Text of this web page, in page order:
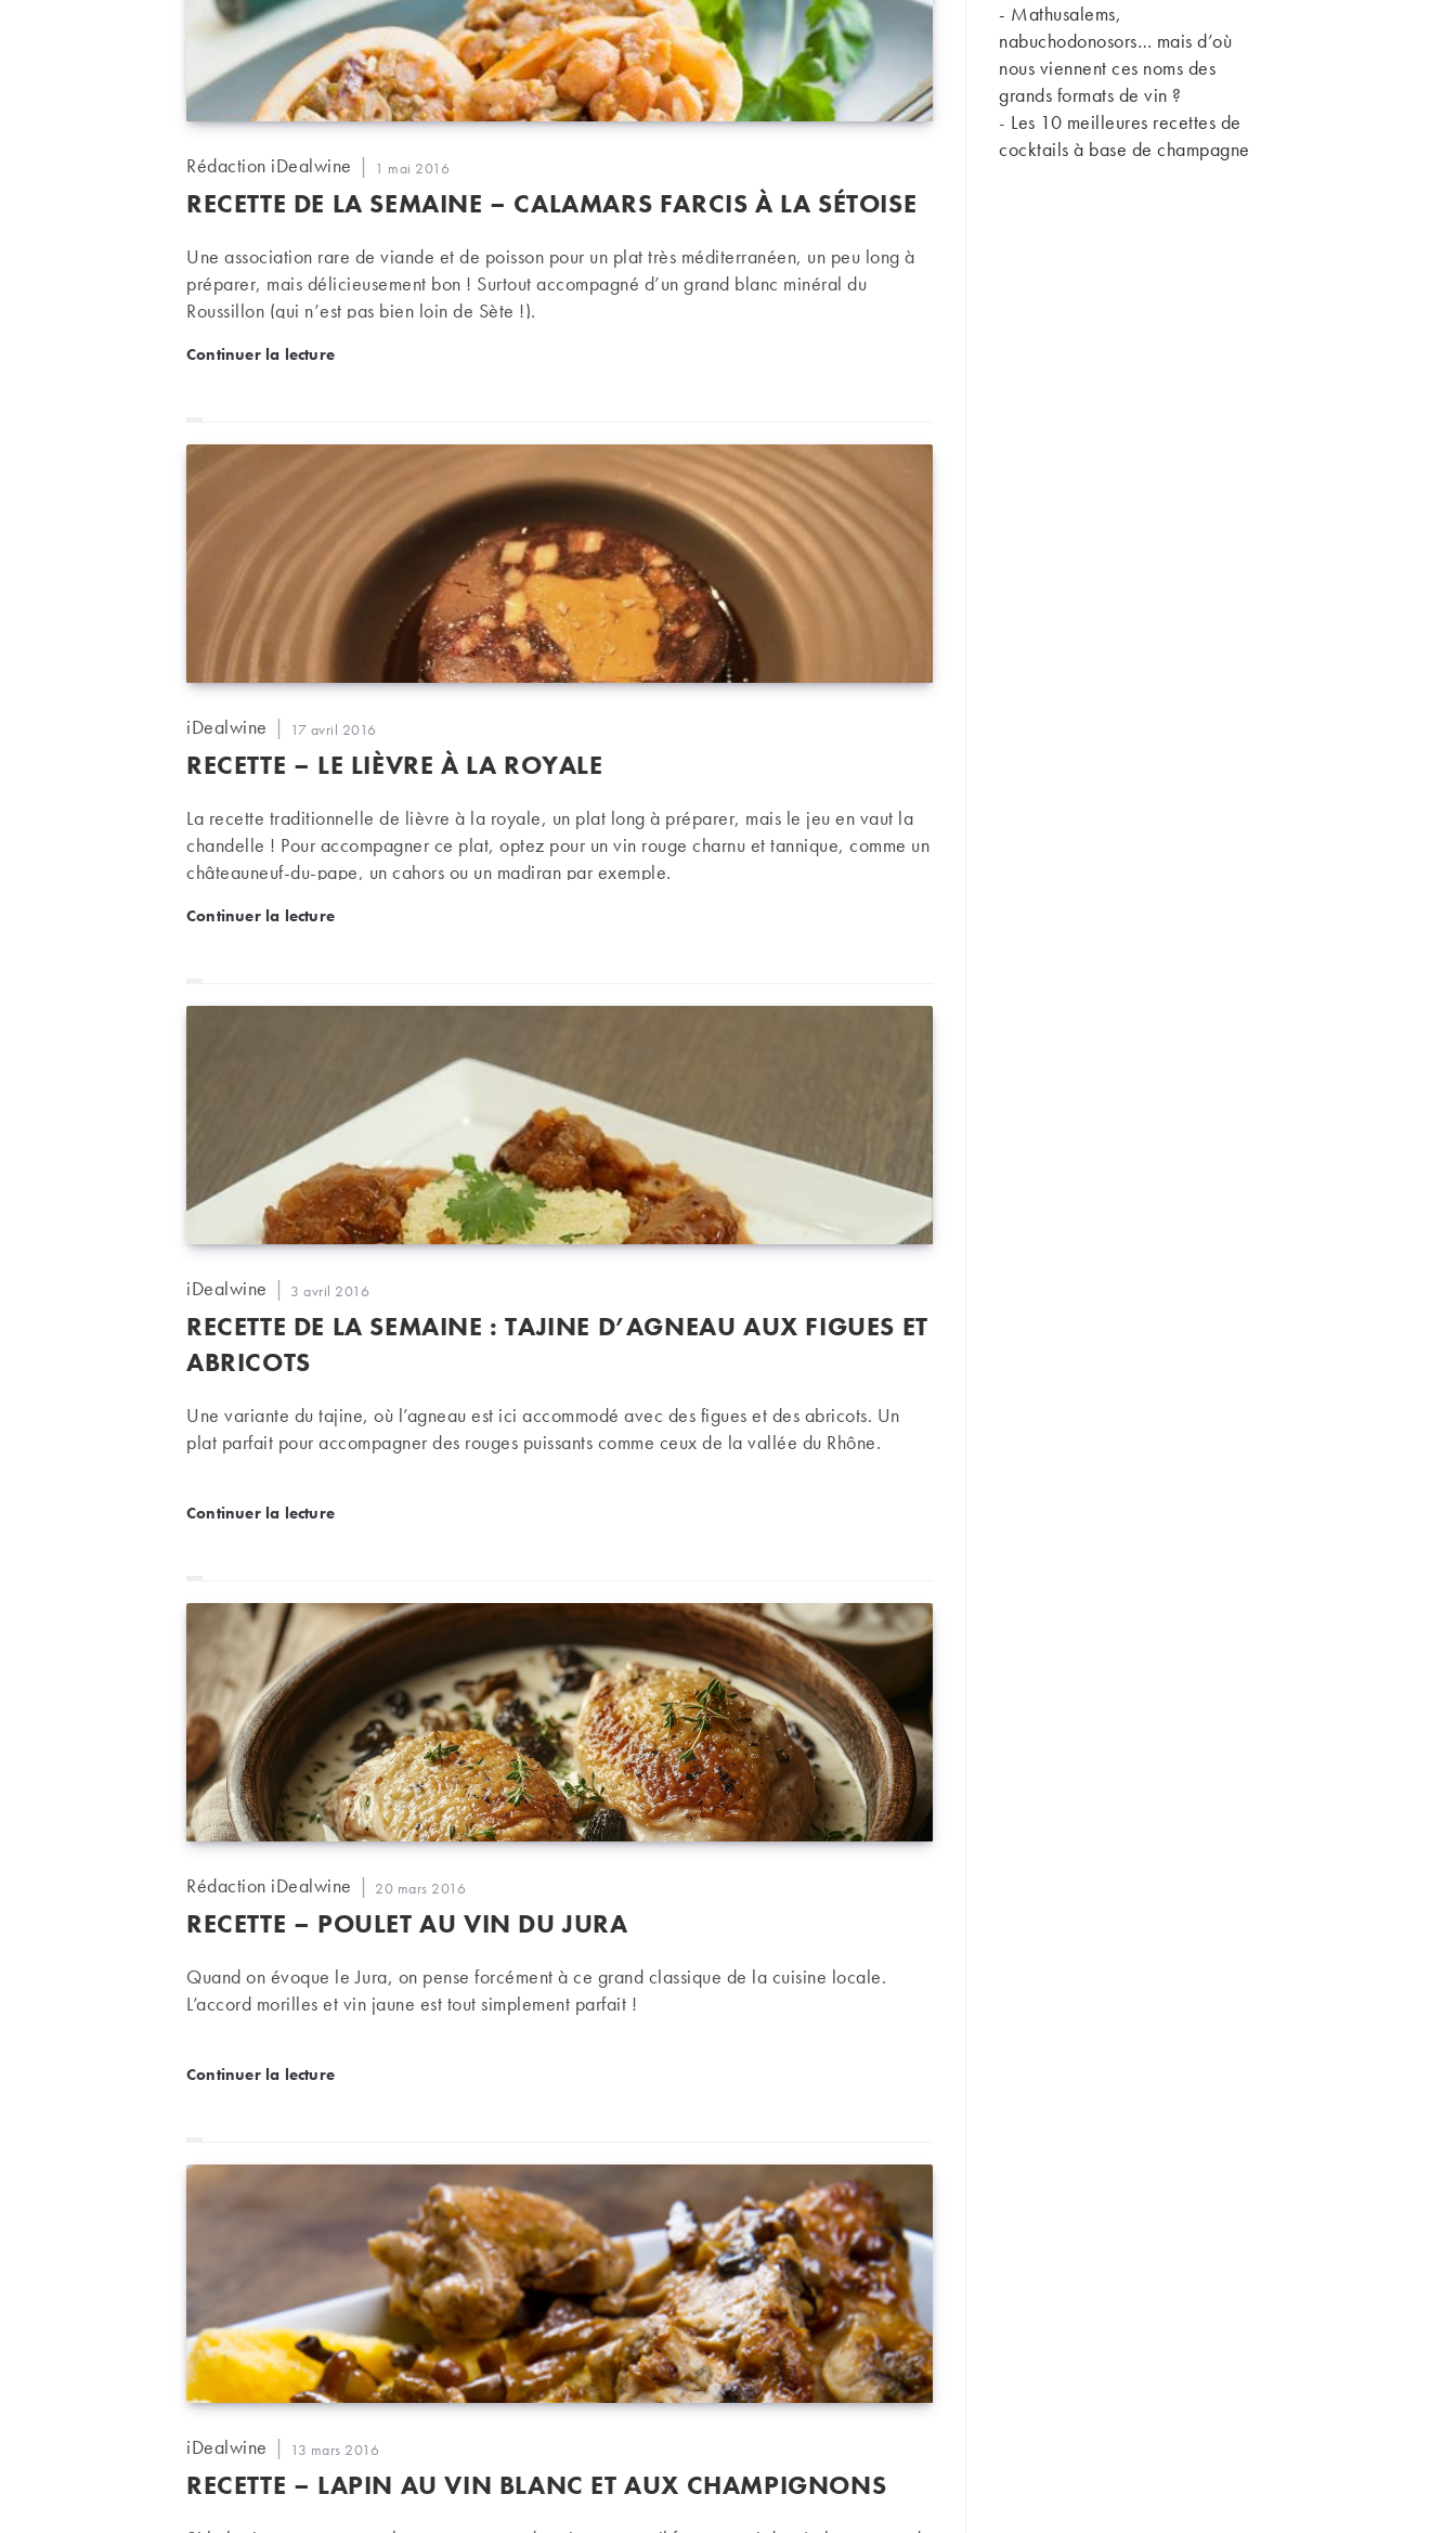
Auteur/autrice
la
Rédaction iDealwine
Publication
1 mai 2016
RECETTE DE LA SEMAINE – CALAMARS FARCIS À LA SÉTOISE
Une association rare de viande et de poisson pour un plat très méditerranéen, un peu long à
préparer, mais délicieusement bon ! Surtout accompagné d’un grand blanc minéral du
Roussillon (qui n’est pas bien loin de Sète !).
Continuer la lectureRecette de la semaine – Calamars farcis à la sétoise
Auteur/autrice
la
iDealwine
Publication
17 avril 2016
RECETTE – LE LIÈVRE À LA ROYALE
La recette traditionnelle de lièvre à la royale, un plat long à préparer, mais le jeu en vaut la
chandelle ! Pour accompagner ce plat, optez pour un vin rouge charnu et tannique, comme un
châteauneuf-du-pape, un cahors ou un madiran par exemple.
Continuer la lectureRecette – Le lièvre à la royale
Auteur/autrice
la
publication :
iDealwine
Publication
3 avril 2016
RECETTE DE LA SEMAINE : TAJINE D’AGNEAU AUX FIGUES ET
ABRICOTS
Une variante du tajine, où l’agneau est ici accommodé avec des figues et des abricots. Un
plat parfait pour accompagner des rouges puissants comme ceux de la vallée du Rhône.
Continuer la lectureRecette de la semaine : tajine d’agneau aux figues et abricots
Auteur/autrice
la
Rédaction iDealwine
Publication
20 mars 2016
RECETTE – POULET AU VIN DU JURA
Quand on évoque le Jura, on pense forcément à ce grand classique de la cuisine locale.
L’accord morilles et vin jaune est tout simplement parfait !
Continuer la lectureRecette – Poulet au vin du Jura
Auteur/autrice
la
iDealwine
Publication
13 mars 2016
RECETTE – LAPIN AU VIN BLANC ET AUX CHAMPIGNONS
- Mathusalems,
nabuchodonosors… mais d’où
nous viennent ces noms des
grands formats de vin ?
- Les 10 meilleures recettes de
cocktails à base de champagne